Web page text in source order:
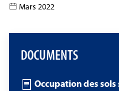
Mars 2022
DOCUMENTS
Occupation des